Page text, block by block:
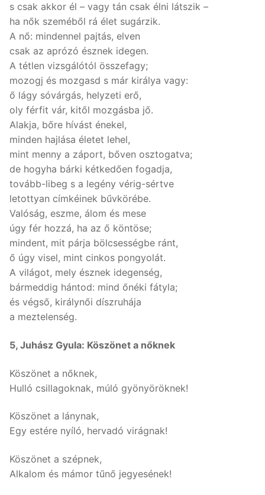
s csak akkor él – vagy tán csak élni látszik –
ha nők szeméből rá élet sugárzik.
A nő: mindennel pajtás, elven
csak az aprózó észnek idegen.
A tétlen vizsgálótól összefagy;
mozogj és mozgasd s már királya vagy:
ő lágy sóvárgás, helyzeti erő,
oly férfit vár, kitől mozgásba jő.
Alakja, bőre hívást énekel,
minden hajlása életet lehel,
mint menny a záport, bőven osztogatva;
de hogyha bárki kétkedően fogadja,
tovább-libeg s a legény vérig-sértve
letottyan címkéinek bűvkörébe.
Valóság, eszme, álom és mese
úgy fér hozzá, ha az ő köntöse;
mindent, mit párja bölcsességbe ránt,
ő úgy visel, mint cinkos pongyolát.
A világot, mely észnek idegenség,
bármeddig hántod: mind őnéki fátyla;
és végső, királynői díszruhája
a meztelenség.
5, Juhász Gyula: Köszönet a nőknek
Köszönet a nőknek,
Hulló csillagoknak, múló gyönyöröknek!
Köszönet a lánynak,
Egy estére nyíló, hervadó virágnak!
Köszönet a szépnek,
Alkalom és mámor tűnő jegyesének!